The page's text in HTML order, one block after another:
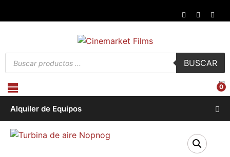
de
productos
BUSCAR
0
Alquiler de Equipos